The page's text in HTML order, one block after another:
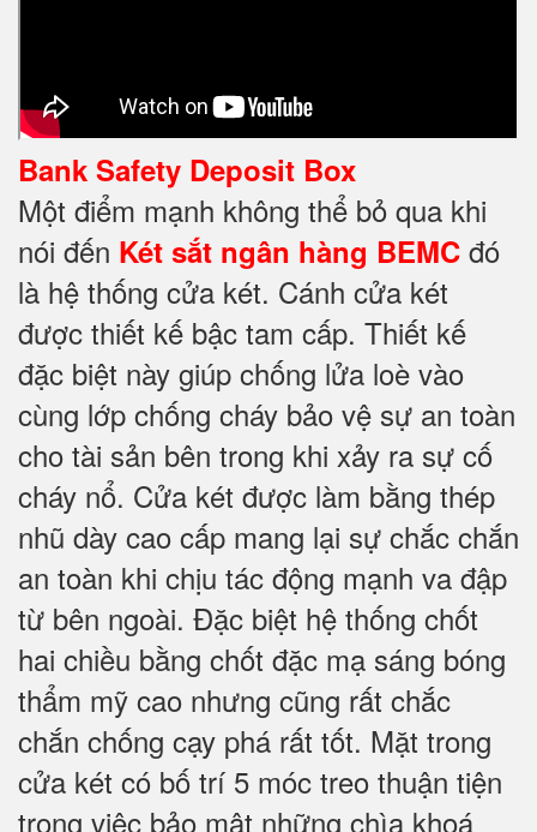
Bank Safety Deposit Box
Một điểm mạnh không thể bỏ qua khi
nói đến Két sắt ngân hàng BEMC đó
là hệ thống cửa két. Cánh cửa két
được thiết kế bậc tam cấp. Thiết kế
đặc biệt này giúp chống lửa loè vào
cùng lớp chống cháy bảo vệ sự an toàn
cho tài sản bên trong khi xảy ra sự cố
cháy nổ. Cửa két được làm bằng thép
nhũ dày cao cấp mang lại sự chắc chắn
an toàn khi chịu tác động mạnh va đập
từ bên ngoài. Đặc biệt hệ thống chốt
hai chiều bằng chốt đặc mạ sáng bóng
thẩm mỹ cao nhưng cũng rất chắc
chắn chống cạy phá rất tốt. Mặt trong
cửa két có bố trí 5 móc treo thuận tiện
trong việc bảo mật những chìa khoá